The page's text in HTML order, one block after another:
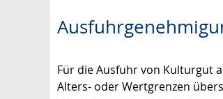
Für die Ausfuhr von Kulturgut
Alters- oder Wertgrenzen